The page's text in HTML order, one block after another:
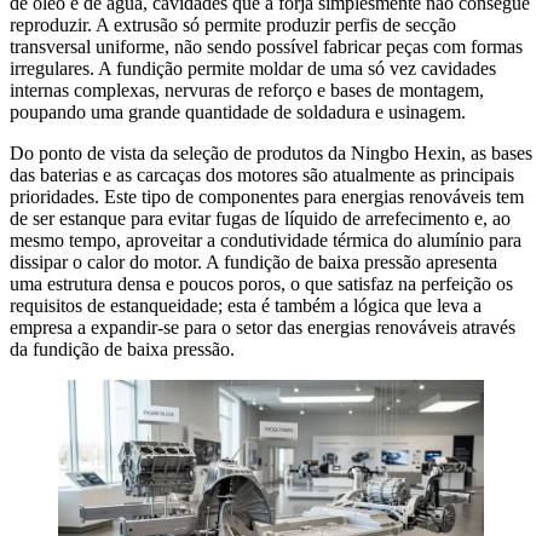
reproduzir. A extrusão só permite produzir perfis de secção
transversal uniforme, não sendo possível fabricar peças com formas
irregulares. A fundição permite moldar de uma só vez cavidades
internas complexas, nervuras de reforço e bases de montagem,
poupando uma grande quantidade de soldadura e usinagem.
Do ponto de vista da seleção de produtos da Ningbo Hexin, as bases
das baterias e as carcaças dos motores são atualmente as principais
prioridades. Este tipo de componentes para energias renováveis tem
de ser estanque para evitar fugas de líquido de arrefecimento e, ao
mesmo tempo, aproveitar a condutividade térmica do alumínio para
dissipar o calor do motor. A fundição de baixa pressão apresenta
uma estrutura densa e poucos poros, o que satisfaz na perfeição os
requisitos de estanqueidade; esta é também a lógica que leva a
empresa a expandir-se para o setor das energias renováveis através
da fundição de baixa pressão.